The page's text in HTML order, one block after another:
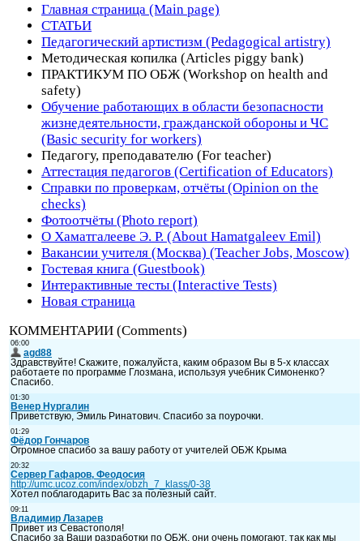
Главная страница (Main page)
СТАТЬИ
Педагогический артистизм (Pedagogical artistry)
Методическая копилка (Articles piggy bank)
ПРАКТИКУМ ПО ОБЖ (Workshop on health and
safety)
Обучение работающих в области безопасности
жизнедеятельности, гражданской обороны и ЧС
(Basic security for workers)
Педагогу, преподавателю (For teacher)
Аттестация педагогов (Certification of Educators)
Справки по проверкам, отчёты (Opinion on the
checks)
Фотоотчёты (Photo report)
О Хаматгалееве Э. Р. (About Hamatgaleev Emil)
Вакансии учителя (Москва) (Teacher Jobs, Moscow)
Гостевая книга (Guestbook)
Интерактивные тесты (Interactive Tests)
Новая страница
КОММЕНТАРИИ (Comments)